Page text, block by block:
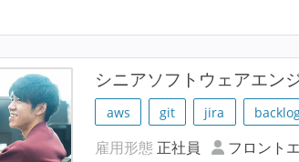
シニアソフトウェアエン
aws git jira
雇用形態 正社員 フロント